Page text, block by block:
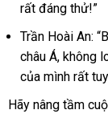
rất đáng thử!”
Trần Hoài An:
châu Á, không
của mình rất
Hãy nâng tầm